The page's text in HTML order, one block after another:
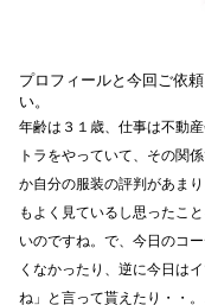
プロフィールと今回ご依
い。
年齢は３１歳、仕事は不動
トラをやっていて、その関
か自分の服装の評判があま
もよく見ているし思ったこ
いのですね。で、今日のコ
くなかったり、逆に今日は
ね」と言って貰えたり・・